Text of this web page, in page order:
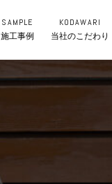
SAMPLE
施工事例
KODAWARI
当社のこだわり